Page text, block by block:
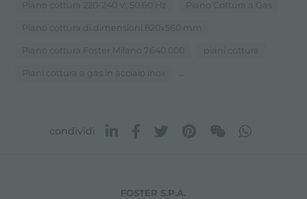
Piano cottura 220-240 V; 50.60 Hz Piano Cottura a Gas
Piano cottura di dimensioni 820x560 mm
Piano cottura Foster Milano 7640 000 piani cottura
Piani cottura a gas in acciaio inox
condividi
FOSTER S.P.A.